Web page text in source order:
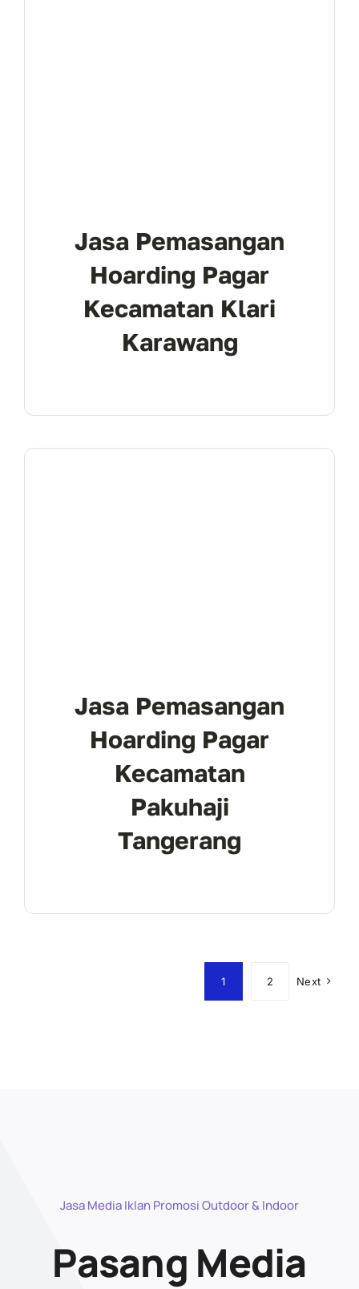
Jasa Pemasangan
Hoarding Pagar
Kecamatan Klari
Karawang
Jasa Pemasangan
Hoarding Pagar
Kecamatan
Pakuhaji
Tangerang
1 2 Next
Jasa Media Iklan Promosi Outdoor & Indoor
Pasang Media